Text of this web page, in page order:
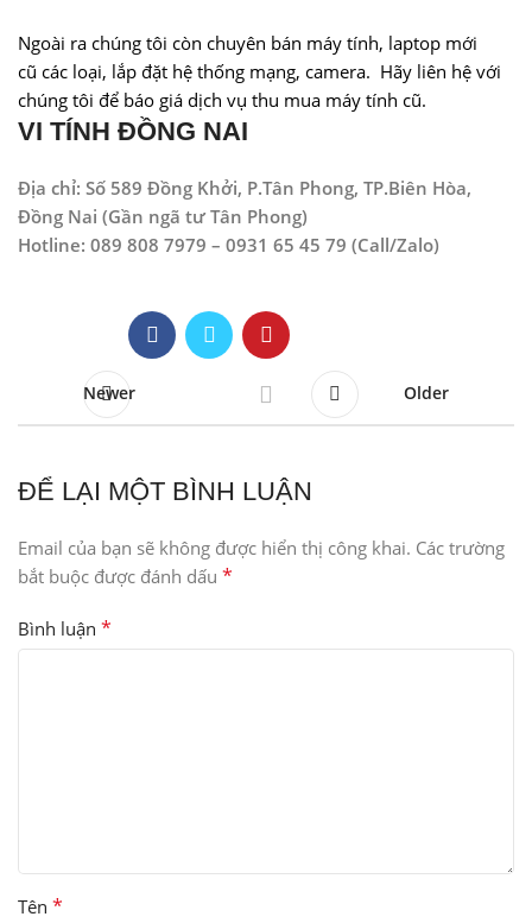
Ngoài ra chúng tôi còn chuyên bán máy tính, laptop mới
cũ các loại, lắp đặt hệ thống mạng, camera. Hãy liên hệ với
chúng tôi để báo giá dịch vụ thu mua máy tính cũ.
VI TÍNH ĐỒNG NAI
Địa chỉ: Số 589 Đồng Khởi, P.Tân Phong, TP.Biên Hòa,
Đồng Nai (Gần ngã tư Tân Phong)
Hotline: 089 808 7979 – 0931 65 45 79 (Call/Zalo)
Newer Older
ĐỂ LẠI MỘT BÌNH LUẬN
Email của bạn sẽ không được hiển thị công khai. Các trường
bắt buộc được đánh dấu *
Bình luận *
Tên *